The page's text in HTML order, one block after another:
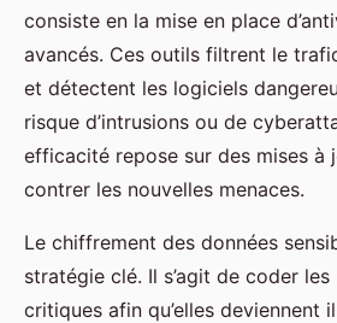
consiste en la mise en place
avancés. Ces outils filtrent le
et détectent les logiciels
risque d’intrusions ou de
efficacité repose sur des mises à
contrer les nouvelles menaces.
Le chiffrement des données
stratégie clé. Il s’agit de coder
critiques afin qu’elles deviennent